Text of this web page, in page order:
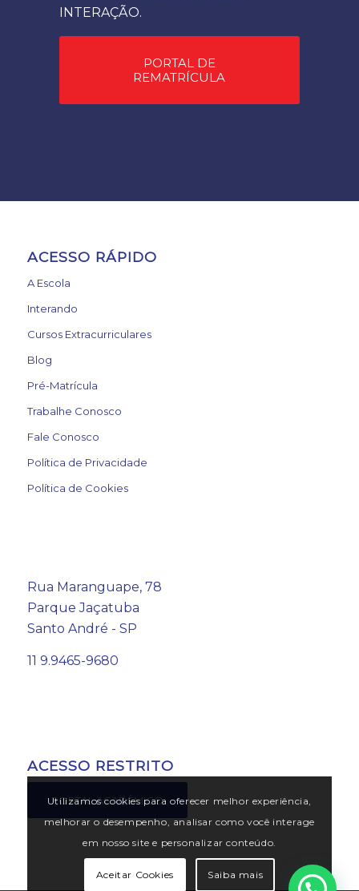
INTERAÇÃO.
PORTAL DE
REMATRÍCULA
ACESSO RÁPIDO
A Escola
Interando
Cursos Extracurriculares
Blog
Pré-Matrícula
Trabalhe Conosco
Fale Conosco
Política de Privacidade
Política de Cookies
Rua Maranguape, 78
Parque Jaçatuba
Santo André - SP
11 9.9465-9680
ACESSO RESTRITO
PORTAL ACADÊMICO
Utilizamos cookies para oferecer melhor experiência,
melhorar o desempenho, analisar como você interage
em nosso site e personalizar conteúdo.
Aceitar Cookies Saiba mais